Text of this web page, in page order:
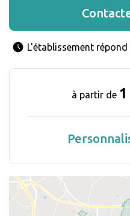
L'établissement répond
à partir de